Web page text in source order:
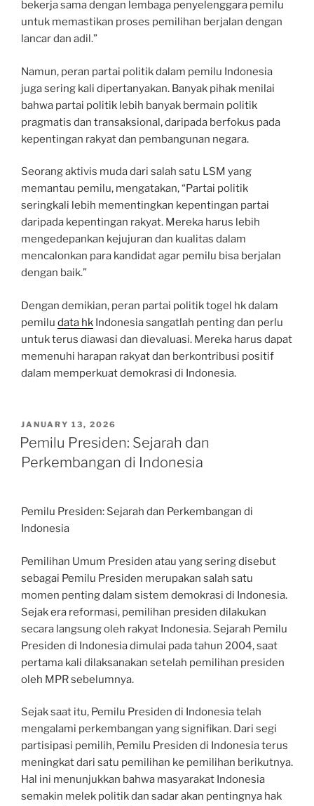
bekerja sama dengan lembaga penyelenggara pemilu
untuk memastikan proses pemilihan berjalan dengan
lancar dan adil.”
Namun, peran partai politik dalam pemilu Indonesia
juga sering kali dipertanyakan. Banyak pihak menilai
bahwa partai politik lebih banyak bermain politik
pragmatis dan transaksional, daripada berfokus pada
kepentingan rakyat dan pembangunan negara.
Seorang aktivis muda dari salah satu LSM yang
memantau pemilu, mengatakan, “Partai politik
seringkali lebih mementingkan kepentingan partai
daripada kepentingan rakyat. Mereka harus lebih
mengedepankan kejujuran dan kualitas dalam
mencalonkan para kandidat agar pemilu bisa berjalan
dengan baik.”
Dengan demikian, peran partai politiktogel hkdalam
pemilu data hk Indonesia sangatlah penting dan perlu
untuk terus diawasi dan dievaluasi. Mereka harus dapat
memenuhi harapan rakyat dan berkontribusi positif
dalam memperkuat demokrasi di Indonesia.
POSTED
ON
JANUARY 13, 2026
Pemilu Presiden: Sejarah dan
Perkembangan di Indonesia
Pemilu Presiden: Sejarah dan Perkembangan di
Indonesia
Pemilihan Umum Presiden atau yang sering disebut
sebagai Pemilu Presiden merupakan salah satu
momen penting dalam sistem demokrasi di Indonesia.
Sejak era reformasi, pemilihan presiden dilakukan
secara langsung oleh rakyat Indonesia. Sejarah Pemilu
Presiden di Indonesia dimulai pada tahun 2004, saat
pertama kali dilaksanakan setelah pemilihan presiden
oleh MPR sebelumnya.
Sejak saat itu, Pemilu Presiden di Indonesia telah
mengalami perkembangan yang signifikan. Dari segi
partisipasi pemilih, Pemilu Presiden di Indonesia terus
meningkat dari satu pemilihan ke pemilihan berikutnya.
Hal ini menunjukkan bahwa masyarakat Indonesia
semakin melek politik dan sadar akan pentingnya hak